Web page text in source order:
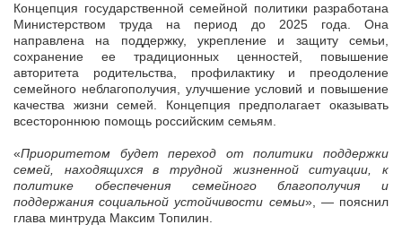
Концепция государственной семейной политики разработана
Министерством труда на период до 2025 года. Она
направлена на поддержку, укрепление и защиту семьи,
сохранение ее традиционных ценностей, повышение
авторитета родительства, профилактику и преодоление
семейного неблагополучия, улучшение условий и повышение
качества жизни семей. Концепция предполагает оказывать
всестороннюю помощь российским семьям.
«Приоритетом будет переход от политики поддержки
семей, находящихся в трудной жизненной ситуации, к
политике обеспечения семейного благополучия и
поддержания социальной устойчивости семьи», — пояснил
глава минтруда Максим Топилин.